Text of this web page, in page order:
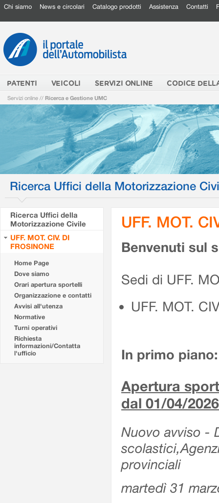
Chi siamo News e circolari Catalogo prodotti Assistenza Contatti
PATENTI VEICOLI SERVIZI ONLINE CODICE
Servizi online // Ricerca e Gestione UMC
Ricerca Uffici della Motorizzazione
Ricerca Uffici della
Motorizzazione Civile
UFF. MOT. CIV. DI
FROSINONE
Home Page
Dove siamo
Orari apertura sportelli
Organizzazione e contatti
Avvisi all'utenza
Normative
Turni operativi
Richiesta
informazioni/Contatta
l'ufficio
UFF. MOT.
Benvenuti sul
Sedi di UFF.
UFF. MOT.
In primo piano:
Apertura
dal 01/04/2026
Nuovo avviso -
provinciali
martedì 31